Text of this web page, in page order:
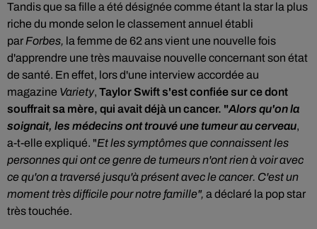
Tandis que sa fille a été désignée comme étant la star la plus
riche du monde selon le classement annuel établi
par Forbes, la femme de 62 ansvient une nouvelle fois
d'apprendre une très mauvaise nouvelle concernant son état
de santé. En effet, lors d'une interview accordée au
magazine Variety, Taylor Swift s'est confiée sur ce dont
souffrait sa mère, qui avait déjà un cancer. "Alors qu'on la
soignait, les médecins ont trouvé une tumeur au cerveau,
a-t-elle expliqué. "Et les symptômes que connaissent les
personnes qui ont ce genre de tumeurs n'ont rien à voir avec
ce qu'on a traversé jusqu'à présent avec le cancer. C'est un
moment très difficile pour notre famille", a déclaré la pop star
très touchée.